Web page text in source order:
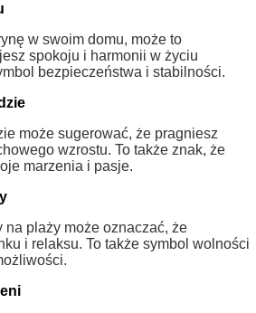
w swoim domu, może to
spokoju i harmonii w życiu
bezpieczeństwa i stabilności.
może sugerować, że pragniesz
wzrostu. To także znak, że
marzenia i pasje.
plaży może oznaczać, że
i relaksu. To także symbol wolności